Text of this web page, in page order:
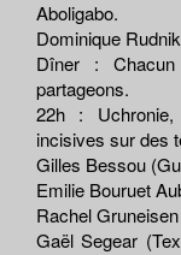
Aboligabo.
Dominique
Dîner :
partageons.
22h :
incisives sur des
Gilles Bessou
Emilie Bouruet
Rachel
Gaël Segear